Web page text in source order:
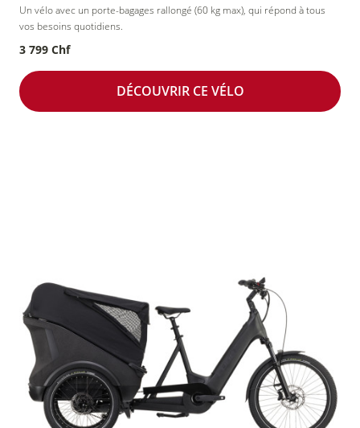
Un vélo avec un porte-bagages rallongé (60 kg max), qui répond à tous
vos besoins quotidiens.
3 799 Chf
DÉCOUVRIR CE VÉLO